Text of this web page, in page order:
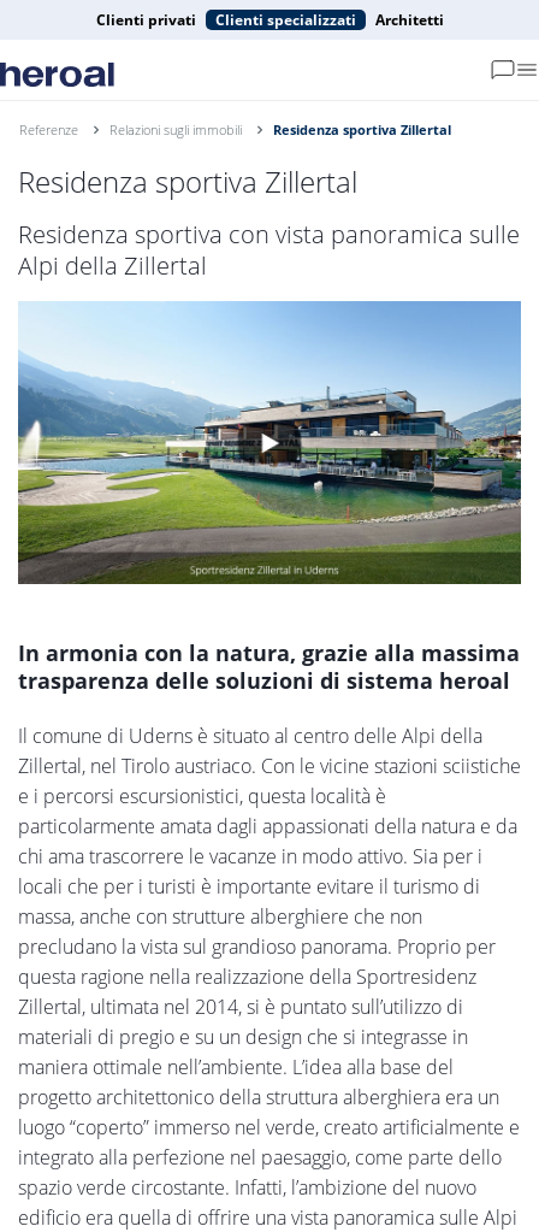
Clienti privati Clienti specializzati Architetti
Referenze Relazioni sugli immobili Residenza sportiva Zillertal
Residenza sportiva Zillertal
Residenza sportiva con vista panoramica sulle
Alpi della Zillertal
In armonia con la natura, grazie alla massima
trasparenza delle soluzioni di sistema heroal
Il comune di Uderns è situato al centro delle Alpi della
Zillertal, nel Tirolo austriaco. Con le vicine stazioni sciistiche
e i percorsi escursionistici, questa località è
particolarmente amata dagli appassionati della natura e da
chi ama trascorrere le vacanze in modo attivo. Sia per i
locali che per i turisti è importante evitare il turismo di
massa, anche con strutture alberghiere che non
precludano la vista sul grandioso panorama. Proprio per
questa ragione nella realizzazione della Sportresidenz
Zillertal, ultimata nel 2014, si è puntato sull’utilizzo di
materiali di pregio e su un design che si integrasse in
maniera ottimale nell’ambiente. L’idea alla base del
progetto architettonico della struttura alberghiera era un
luogo “coperto” immerso nel verde, creato artificialmente e
integrato alla perfezione nel paesaggio, come parte dello
spazio verde circostante. Infatti, l’ambizione del nuovo
edificio era quella di offrire una vista panoramica sulle Alpi